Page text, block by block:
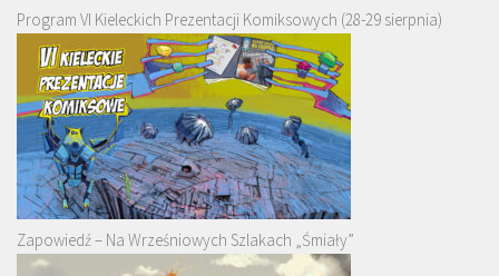
Program VI Kieleckich Prezentacji Komiksowych (28-29 sierpnia)
Zapowiedź – Na Wrześniowych Szlakach „Śmiały”